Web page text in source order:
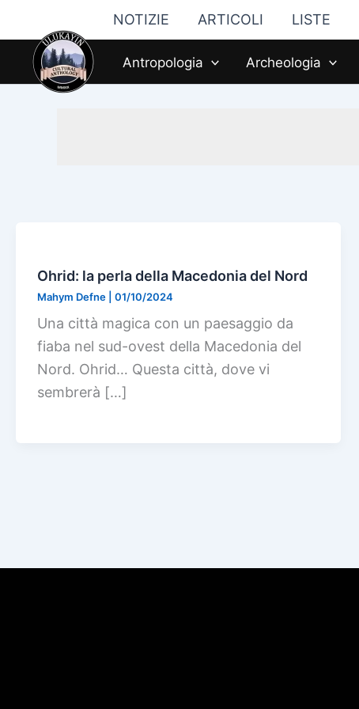
contenuto
NOTIZIE ARTICOLI LISTE
Antropologia Archeologia
Ohrid: la perla della Macedonia del Nord
Mahym Defne 01/10/2024
Una città magica con un paesaggio da
fiaba nel sud-ovest della Macedonia del
Nord. Ohrid… Questa città, dove vi
sembrerà […]